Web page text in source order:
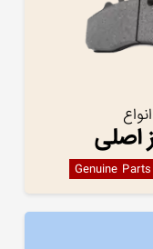
اصلی
Genuine Parts